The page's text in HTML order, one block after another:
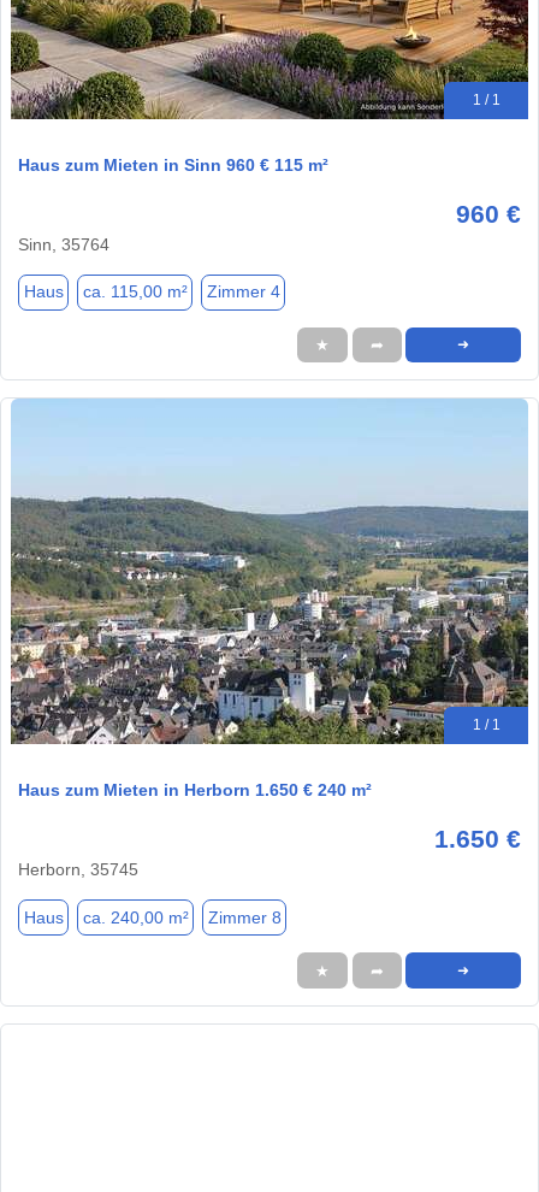
1 / 1
Haus zum Mieten in Sinn 960 € 115 m²
960 €
Sinn, 35764
Haus ca. 115,00 m² Zimmer 4
★ ➦ ➜
1 / 1
Haus zum Mieten in Herborn 1.650 € 240 m²
1.650 €
Herborn, 35745
Haus ca. 240,00 m² Zimmer 8
★ ➦ ➜